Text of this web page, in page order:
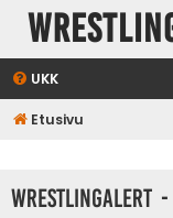
UKK
Etusivu
WrestlingAlert -